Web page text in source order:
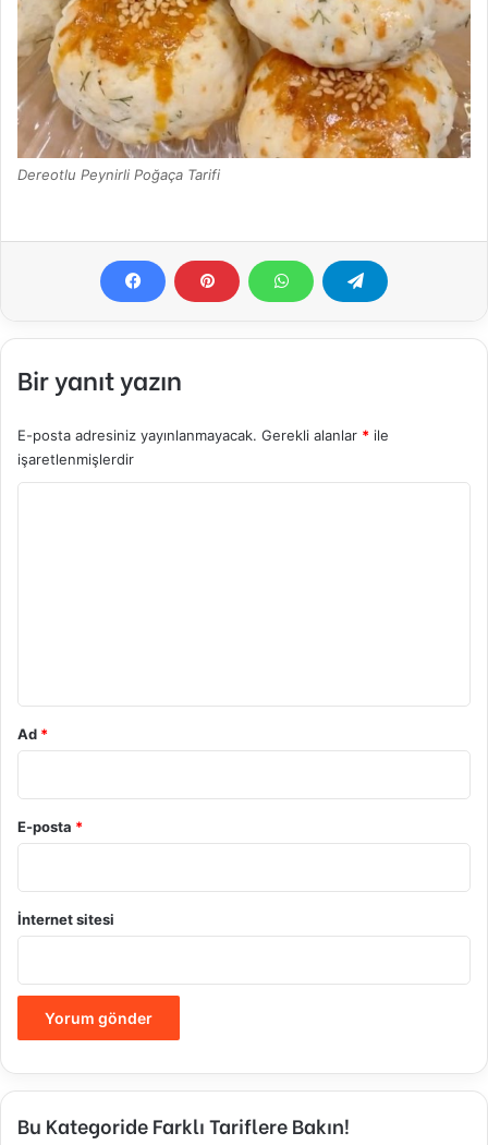
Dereotlu Peynirli Poğaça Tarifi
Bir yanıt yazın
E-posta adresiniz yayınlanmayacak. Gerekli alanlar * ile
işaretlenmişlerdir
Ad *
E-posta *
İnternet sitesi
Bu Kategoride Farklı Tariflere Bakın!